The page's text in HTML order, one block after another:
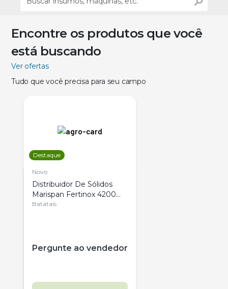
Encontre os produtos que você
está buscando
Ver ofertas
Tudo que você precisa para seu campo
Destaque
Novo
Distribuidor De Sólidos
Marispan Fertinox 4200
Citrus
Batatais
Pergunte ao vendedor